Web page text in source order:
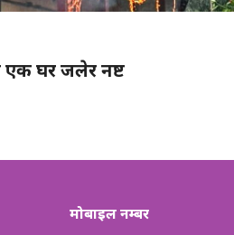
एक घर जलेर नष्ट
मोबाइल नम्बर